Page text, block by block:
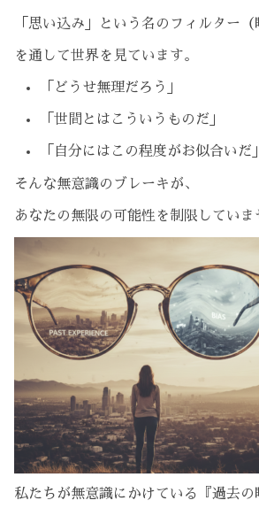
「思い込み」という名のフィルター（
を通して世界を見ています。
「どうせ無理だろう」
「世間とはこういうものだ」
「自分にはこの程度がお似合いだ」
そんな無意識のブレーキが、
あなたの無限の可能性を制限していま
私たちが無意識にかけている『過去の